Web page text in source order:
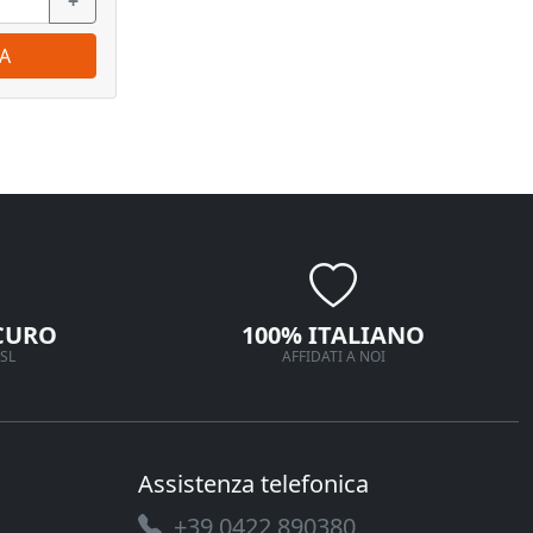
100% ITALIANO
AFFIDATI A NOI
Assistenza telefonica
+39 0422 890380